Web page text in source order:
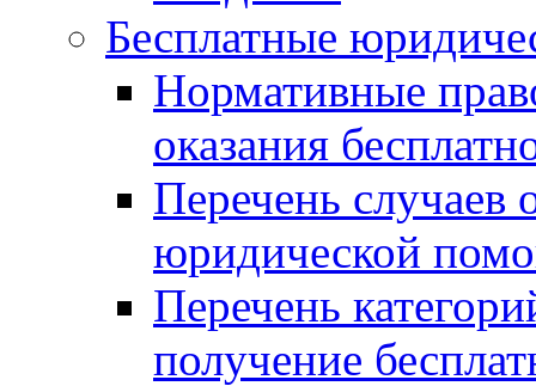
Бесплатные
Нормативные
оказания
Перечень случаев
юридической
Перечень
получение